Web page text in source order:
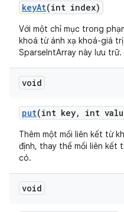
keyAt(int index)
Với một chỉ mục trong
khoá từ ánh xạ khoá-giá
SparseIntArray này lưu trữ.
void
put(int key, int
Thêm một mối liên kết từ
định, thay thế mối liên kết
có.
void